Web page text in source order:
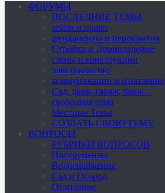
ФОРУМЫ
ПОСЛЕДНИЕ ТЕМЫ
земля и право
фундаменты и перекрытия
Стройка и Домовладение
стены и конструкции
электричество
коммуникации и отопление
Cад, двор, гараж, баня…
свободная тема
Местные Темы
СОЗДАТЬ СВОЮ ТЕМУ
ВОПРОСЫ
РУБРИКИ ВОПРОСОВ
Инструменты
Водоснабжение
Сад и Огород
Отопление